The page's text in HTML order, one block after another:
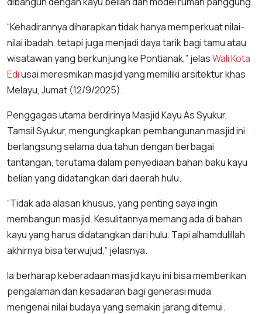
“Kehadirannya diharapkan tidak hanya memperkuat nilai-
nilai ibadah, tetapi juga menjadi daya tarik bagi tamu atau
wisatawan yang berkunjung ke Pontianak,” jelasWali Kota
Ediusai meresmikan masjid yang memiliki arsitektur khas
Melayu, Jumat (12/9/2025).
Penggagas utama berdirinya Masjid Kayu As Syukur,
Tamsil Syukur, mengungkapkan pembangunan masjid ini
berlangsung selama dua tahun dengan berbagai
tantangan, terutama dalam penyediaan bahan baku kayu
belian yang didatangkan dari daerah hulu.
“Tidak ada alasan khusus, yang penting saya ingin
membangun masjid. Kesulitannya memang ada di bahan
kayu yang harus didatangkan dari hulu. Tapi alhamdulillah
akhirnya bisa terwujud,” jelasnya.
Ia berharap keberadaan masjid kayu ini bisa memberikan
pengalaman dan kesadaran bagi generasi muda
mengenai nilai budaya yang semakin jarang ditemui.